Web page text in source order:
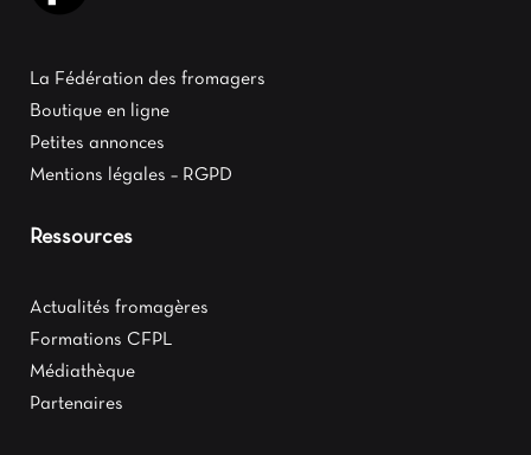
La Fédération des fromagers
Boutique en ligne
Petites annonces
Mentions légales – RGPD
Ressources
Actualités fromagères
Formations CFPL
Médiathèque
Partenaires